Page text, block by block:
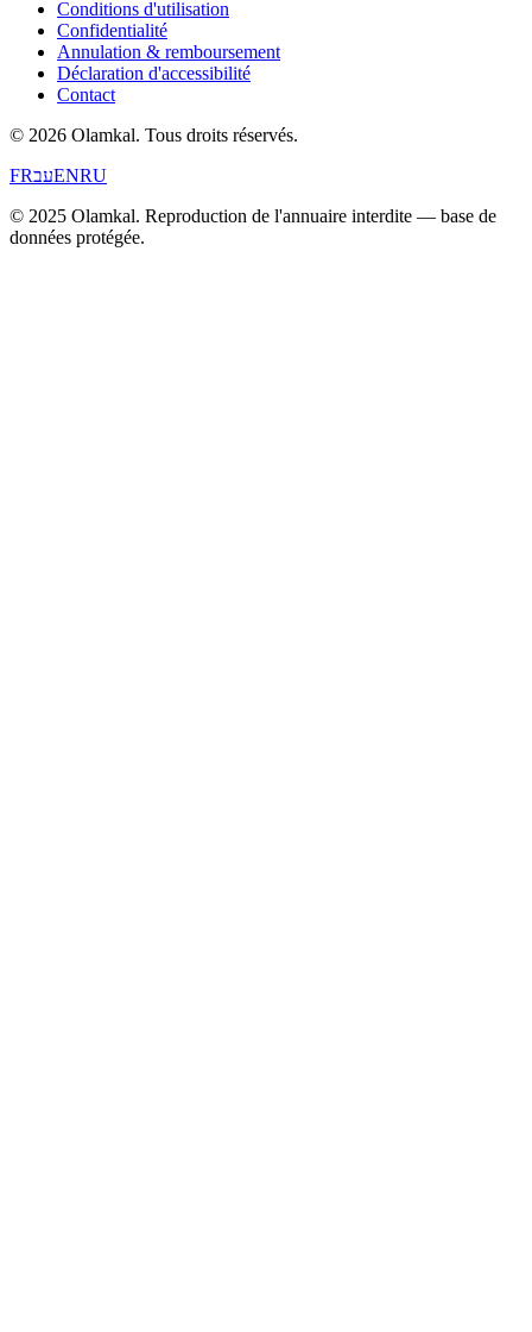
Conditions d'utilisation
Confidentialité
Annulation & remboursement
Déclaration d'accessibilité
Contact
© 2026 Olamkal. Tous droits réservés.
FRעבENRU
© 2025 Olamkal. Reproduction de l'annuaire interdite — base de
données protégée.